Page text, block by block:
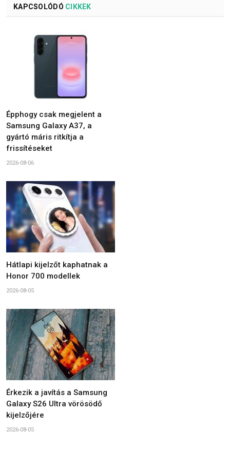
KAPCSOLÓDÓ CIKKEK
Épphogy csak megjelent a
Samsung Galaxy A37, a
gyártó máris ritkítja a
frissítéseket
2026-08-06
Hátlapi kijelzőt kaphatnak a
Honor 700 modellek
2026-08-05
Érkezik a javítás a Samsung
Galaxy S26 Ultra vörösödő
kijelzőjére
2026-08-05